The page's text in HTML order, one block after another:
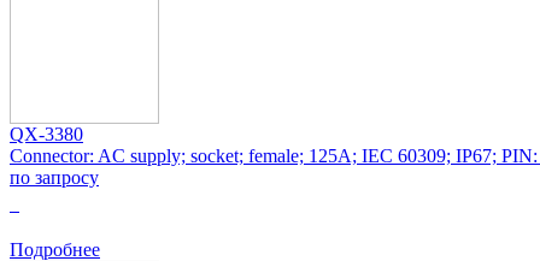
QX-3380
Connector: AC supply; socket; female; 125A; IEC 60309; IP67;
по запросу
Подробнее